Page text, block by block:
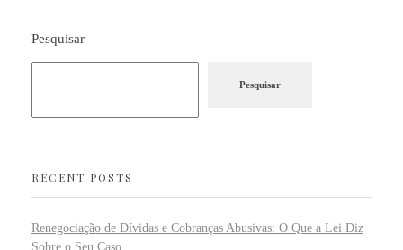
Pesquisar
Pesquisar
RECENT POSTS
Renegociação de Dívidas e Cobranças Abusivas: O Que a Lei Diz
Sobre o Seu Caso